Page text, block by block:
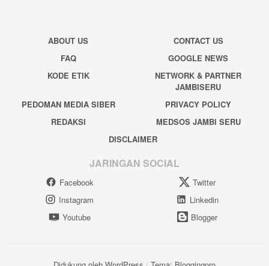
ABOUT US
CONTACT US
FAQ
GOOGLE NEWS
KODE ETIK
NETWORK & PARTNER
JAMBISERU
PEDOMAN MEDIA SIBER
PRIVACY POLICY
REDAKSI
MEDSOS JAMBI SERU
DISCLAIMER
JARINGAN SOCIAL
Facebook
Twitter
Instagram
Linkedin
Youtube
Blogger